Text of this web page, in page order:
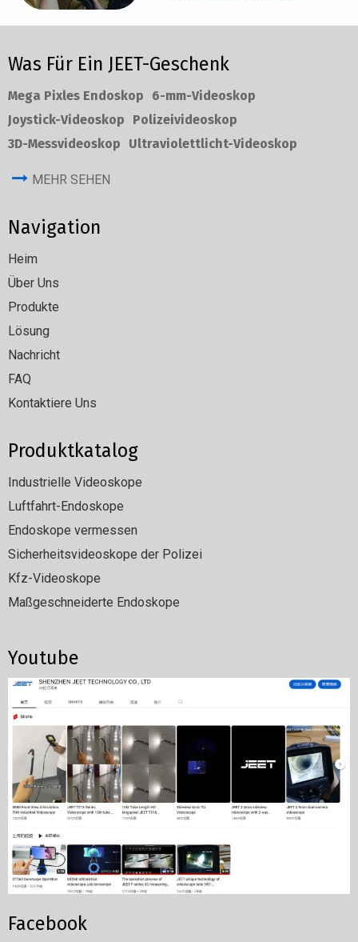
Was Für Ein JEET-Geschenk
Mega Pixles Endoskop
6-mm-Videoskop
Joystick-Videoskop
Polizeivideoskop
3D-Messvideoskop
Ultraviolettlicht-Videoskop
MEHR SEHEN
Navigation
Heim
Über Uns
Produkte
Lösung
Nachricht
FAQ
Kontaktiere Uns
Produktkatalog
Industrielle Videoskope
Luftfahrt-Endoskope
Endoskope vermessen
Sicherheitsvideoskope der Polizei
Kfz-Videoskope
Maßgeschneiderte Endoskope
Youtube
Facebook